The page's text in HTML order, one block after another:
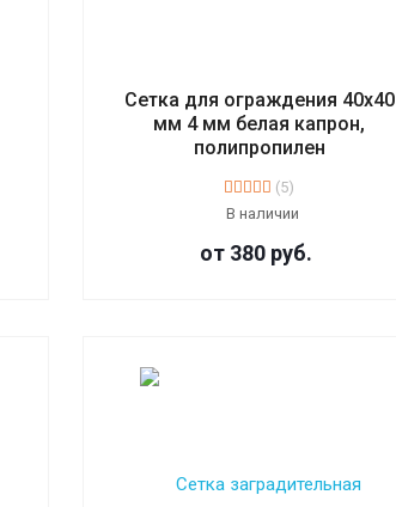
Сетка для ограждения 40х40
мм 4 мм белая капрон,
полипропилен
(5)
В наличии
от 380 руб.